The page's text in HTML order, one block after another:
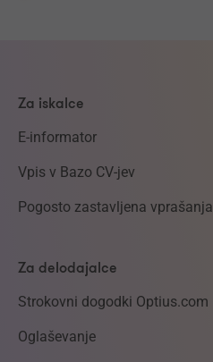
Za iskalce
E-informator
Vpis v Bazo CV-jev
Pogosto zastavljena vprašanja
Za delodajalce
Strokovni dogodki Optius.com
Oglaševanje